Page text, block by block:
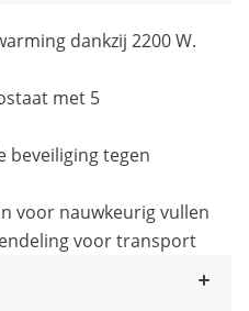
dankzij 2200 W.
met 5
beveiliging tegen
voor nauwkeurig vullen
voor transport